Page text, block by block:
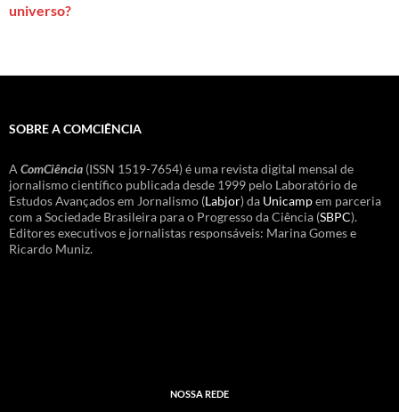
universo?
SOBRE A COMCIÊNCIA
A ComCiência (ISSN 1519-7654) é uma revista digital mensal de
jornalismo científico publicada desde 1999 pelo Laboratório de
Estudos Avançados em Jornalismo (Labjor) da Unicampem parceria
com a Sociedade Brasileira para o Progresso da Ciência (SBPC).
Editores executivos e jornalistas responsáveis: Marina Gomes e
Ricardo Muniz.
NOSSA REDE